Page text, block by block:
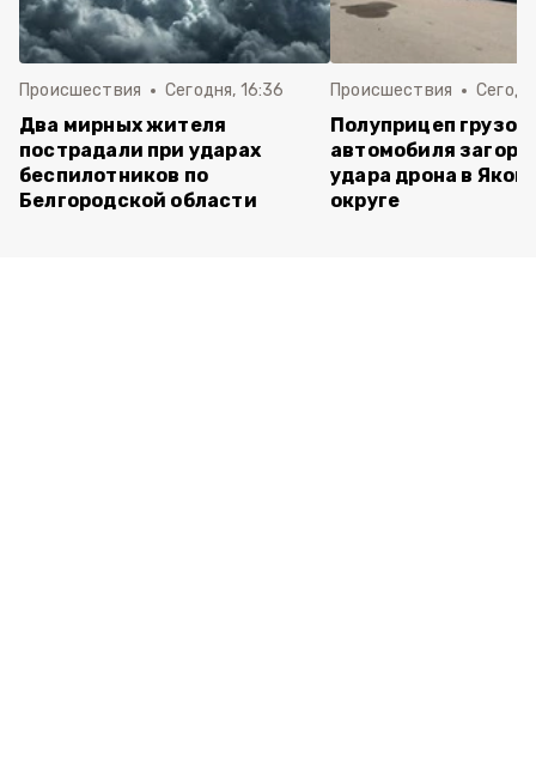
Происшествия Сегодня, 16:36
Два мирных жителя
пострадали при ударах
беспилотников по
Белгородской области
Происшествия
Полуприцеп
автомобиля
удара дрона в
округе